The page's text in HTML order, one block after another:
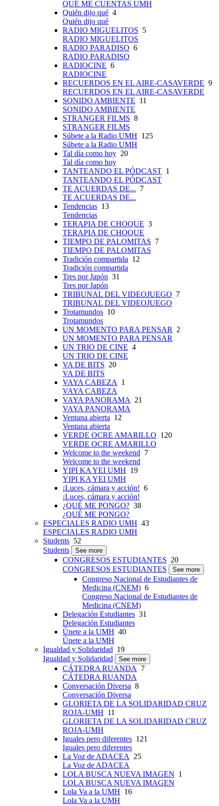
QUÉ ME CUENTAS UMH
Quién dijo qué 4
Quién dijo qué
RADIO MIGUELITOS 5
RADIO MIGUELITOS
RADIO PARADISO 6
RADIO PARADISO
RADIOCINE 6
RADIOCINE
RECUERDOS EN EL AIRE-CASAVERDE 9
RECUERDOS EN EL AIRE-CASAVERDE
SONIDO AMBIENTE 11
SONIDO AMBIENTE
STRANGER FILMS 8
STRANGER FILMS
Súbete a la Radio UMH 125
Súbete a la Radio UMH
Tal día como hoy 20
Tal día como hoy
TANTEANDO EL PÓDCAST 1
TANTEANDO EL PÓDCAST
TE ACUERDAS DE... 7
TE ACUERDAS DE...
Tendencias 13
Tendencias
TERAPIA DE CHOQUE 3
TERAPIA DE CHOQUE
TIEMPO DE PALOMITAS 7
TIEMPO DE PALOMITAS
Tradición compartida 12
Tradición compartida
Tres por Japón 31
Tres por Japón
TRIBUNAL DEL VIDEOJUEGO 7
TRIBUNAL DEL VIDEOJUEGO
Trotamundos 10
Trotamundos
UN MOMENTO PARA PENSAR 2
UN MOMENTO PARA PENSAR
UN TRIO DE CINE 4
UN TRIO DE CINE
VA DE BITS 20
VA DE BITS
VAYA CABEZA 1
VAYA CABEZA
VAYA PANORAMA 21
VAYA PANORAMA
Ventana abierta 12
Ventana abierta
VERDE OCRE AMARILLO 120
VERDE OCRE AMARILLO
Welcome to the weekend 7
Welcome to the weekend
YIPI KA YEI UMH 19
YIPI KA YEI UMH
¡Luces, cámara y acción! 6
¡Luces, cámara y acción!
¿QUÉ ME PONGO? 38
¿QUÉ ME PONGO?
ESPECIALES RADIO UMH 43
ESPECIALES RADIO UMH
Students 52
Students
See more
CONGRESOS ESTUDIANTES 20
CONGRESOS ESTUDIANTES
See more
Congreso Nacional de Estudiantes de
Medicina (CNEM) 6
Congreso Nacional de Estudiantes de
Medicina (CNEM)
Delegación Estudiantes 31
Delegación Estudiantes
Únete a la UMH 40
Únete a la UMH
Igualdad y Solidaridad 19
Igualdad y Solidaridad
See more
CÁTEDRA RUANDA 7
CÁTEDRA RUANDA
Conversación Diversa 8
Conversación Diversa
GLORIETA DE LA SOLIDARIDAD CRUZ
ROJA-UMH 11
GLORIETA DE LA SOLIDARIDAD CRUZ
ROJA-UMH
Iguales pero diferentes 121
Iguales pero diferentes
La Voz de ADACEA 25
La Voz de ADACEA
LOLA BUSCA NUEVA IMAGEN 1
LOLA BUSCA NUEVA IMAGEN
Lola Va a la UMH 16
Lola Va a la UMH